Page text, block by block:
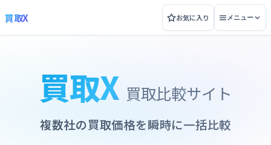
買取X お気に入り メニュー
買取X 買取比較サイト
複数社の買取価格を瞬時に一括比較